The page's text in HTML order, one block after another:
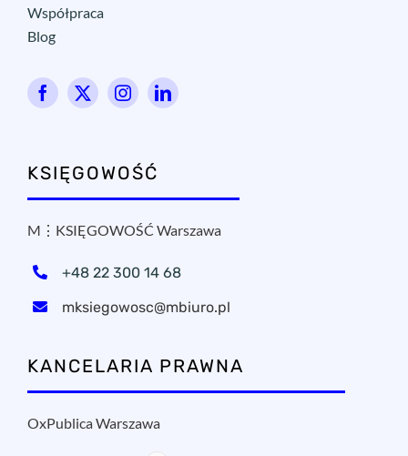
Współpraca
Blog
KSIĘGOWOŚĆ
M⋮KSIĘGOWOŚĆ Warszawa
+48 22 300 14 68
mksiegowosc@mbiuro.pl
KANCELARIA PRAWNA
OxPublica Warszawa